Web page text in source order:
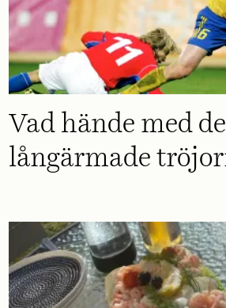
Vad hände med de
långärmade